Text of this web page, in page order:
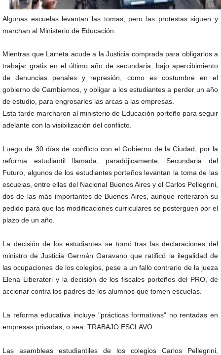
Algunas escuelas levantan las tomas, pero las protestas siguen y
marchan al Ministerio de Educación.
Mientras que Larreta acude a la Justicia comprada para obligarlos a
trabajar gratis en el último año de secundaria, bajo apercibimiento
de denuncias penales y represión, como es costumbre en el
gobierno de Cambiemos, y obligar a los estudiantes a perder un año
de estudio, para engrosarles las arcas a las empresas.
Esta tarde marcharon al ministerio de Educación porteño para seguir
adelante con la visibilización del conflicto.
Luego de 30 días de conflicto con el Gobierno de la Ciudad, por la
reforma estudiantil llamada, paradójicamente, Secundaria del
Futuro, algunos de los estudiantes porteños levantan la toma de las
escuelas, entre ellas del Nacional Buenos Aires y el Carlos Pellegrini,
dos de las más importantes de Buenos Aires, aunque reiteraron su
pedido para que las modificaciones curriculares se posterguen por el
plazo de un año.
La decisión de los estudiantes se tomó tras las declaraciones del
ministro de Justicia Germán Garavano que ratificó la ilegalidad de
las ocupaciones de los colegios, pese a un fallo contrario de la jueza
Elena Liberatori y la decisión de los fiscales porteños del PRO, de
accionar contra los padres de los alumnos que tomen escuelas.
La reforma educativa incluye "prácticas formativas" no rentadas en
empresas privadas, o sea: TRABAJO ESCLAVO.
Las asambleas estudiantiles de los colegios Carlos Pellegrini,